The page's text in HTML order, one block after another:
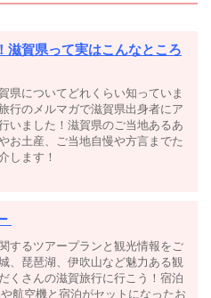
滋賀県って実はこんなところ
県についてどれくらい知っていま
行のメルマガで滋賀県出身者にア
いました！滋賀県のご当地あるあ
お土産、ご当地自慢や方言までた
します！
するツアープランと観光情報をご
、琵琶湖、伊吹山など魅力ある観
くさんの滋賀旅行に行こう！宿泊
航空機と宿泊がセットになったお